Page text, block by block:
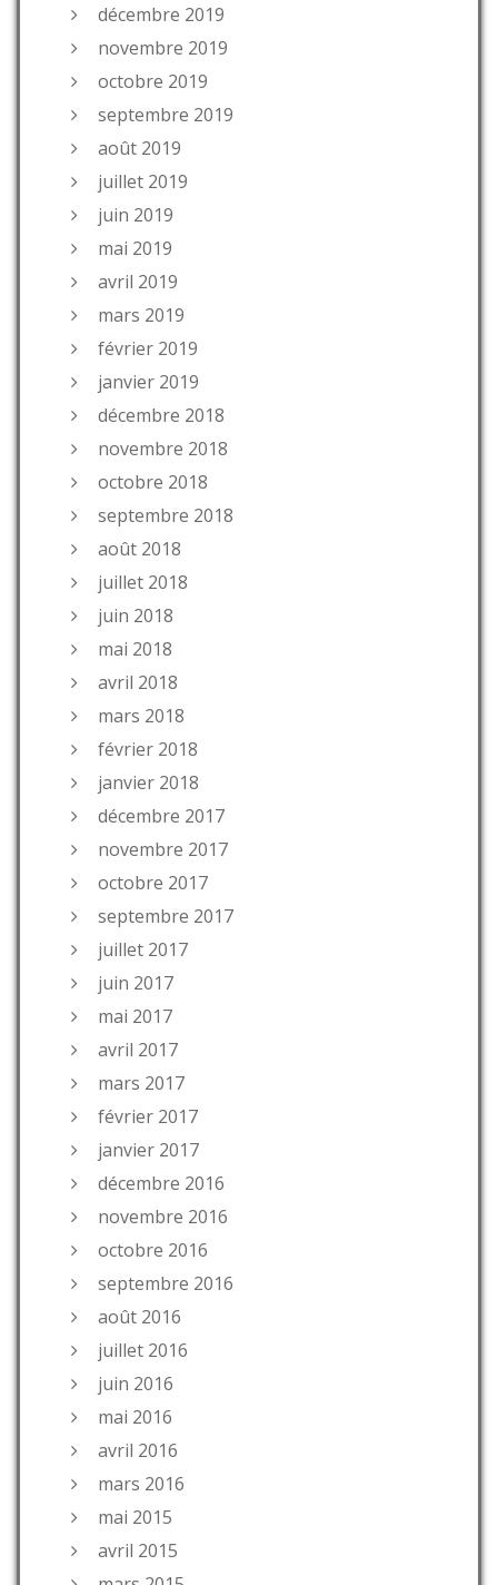
décembre 2019
novembre 2019
octobre 2019
septembre 2019
août 2019
juillet 2019
juin 2019
mai 2019
avril 2019
mars 2019
février 2019
janvier 2019
décembre 2018
novembre 2018
octobre 2018
septembre 2018
août 2018
juillet 2018
juin 2018
mai 2018
avril 2018
mars 2018
février 2018
janvier 2018
décembre 2017
novembre 2017
octobre 2017
septembre 2017
juillet 2017
juin 2017
mai 2017
avril 2017
mars 2017
février 2017
janvier 2017
décembre 2016
novembre 2016
octobre 2016
septembre 2016
août 2016
juillet 2016
juin 2016
mai 2016
avril 2016
mars 2016
mai 2015
avril 2015